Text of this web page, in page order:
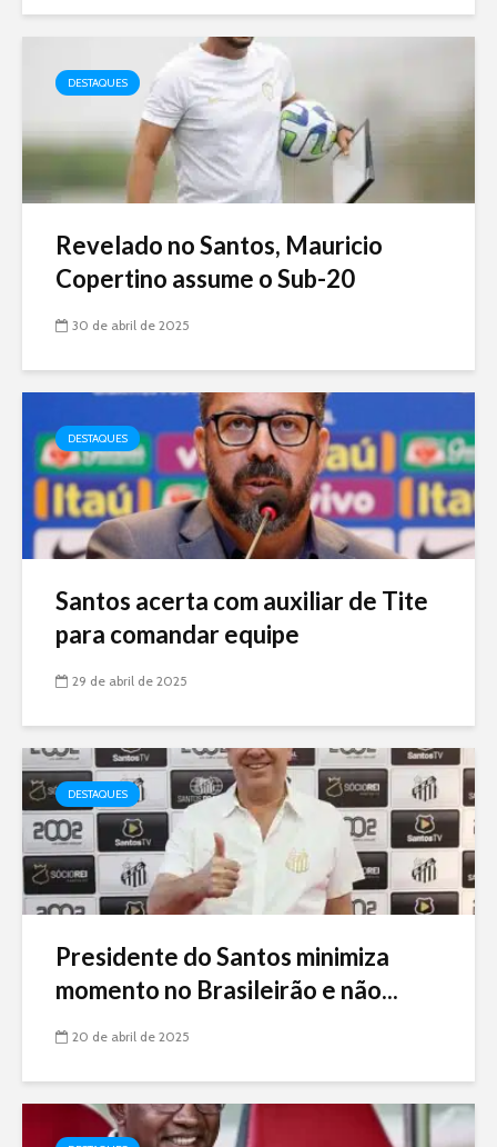
DESTAQUES
Revelado no Santos, Mauricio
Copertino assume o Sub-20
30 de abril de 2025
DESTAQUES
Santos acerta com auxiliar de Tite
para comandar equipe
29 de abril de 2025
DESTAQUES
Presidente do Santos minimiza
momento no Brasileirão e não...
20 de abril de 2025